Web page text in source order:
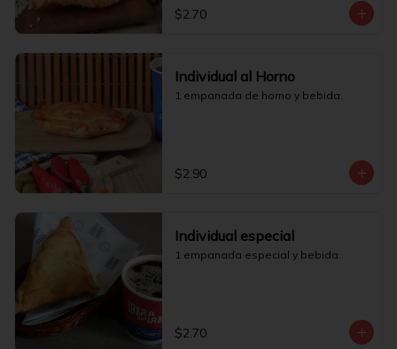
$2.70
Individual al Horno
1 empanada de horno y bebida.
$2.90
Individual especial
1 empanada especial y bebida.
$2.70